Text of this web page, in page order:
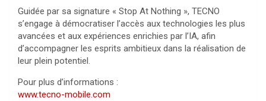
Guidée par sa signature « Stop At Nothing », TECNO
s’engage à démocratiser l’accès aux technologies les plus
avancées et aux expériences enrichies par l’IA, afin
d’accompagner les esprits ambitieux dans la réalisation de
leur plein potentiel.
Pour plus d’informations :
www.tecno-mobile.com